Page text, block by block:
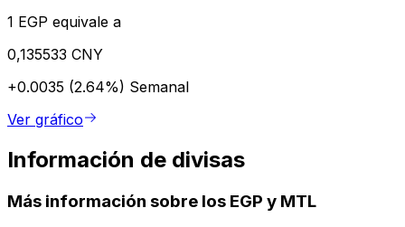
1 EGP equivale a
0,135533 CNY
+0.0035 (2.64%) Semanal
Ver gráfico
Información de divisas
Más información sobre los EGP y MTL